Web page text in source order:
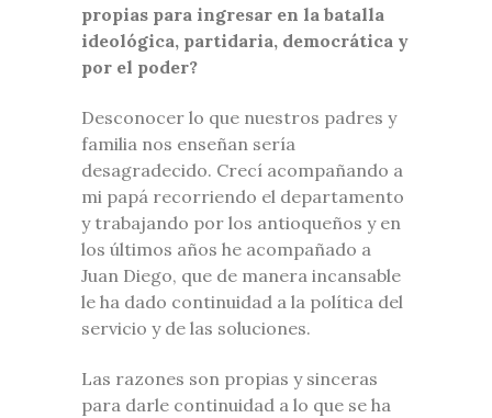
propias para ingresar en la batalla
ideológica, partidaria, democrática y
por el poder?
Desconocer lo que nuestros padres y
familia nos enseñan sería
desagradecido. Crecí acompañando a
mi papá recorriendo el departamento
y trabajando por los antioqueños y en
los últimos años he acompañado a
Juan Diego, que de manera incansable
le ha dado continuidad a la política del
servicio y de las soluciones.
Las razones son propias y sinceras
para darle continuidad a lo que se ha